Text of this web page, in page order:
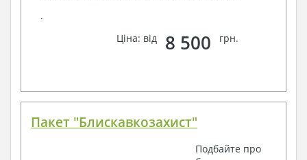
.
Ціна: від
8 500 грн.
Пакет "Блискавкозахист"
Подбайте про